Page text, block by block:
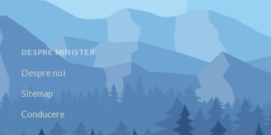
DESPRE MINISTER
Despre noi
Sitemap
Conducere